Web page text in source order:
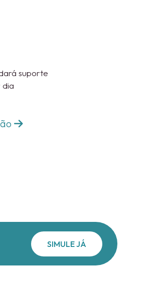
suporte
dia
SIMULE JÁ